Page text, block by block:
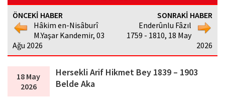
ÖNCEKİ HABER
Hâkim en-Nisâburî
M.Yaşar Kandemir, 03
Ağu 2026
SONRAKİ HABER
Enderûnlu Fâzıl
1759 - 1810, 18 May
2026
18 May
2026
Hersekli Arif Hikmet Bey 1839 – 1903
Belde Aka